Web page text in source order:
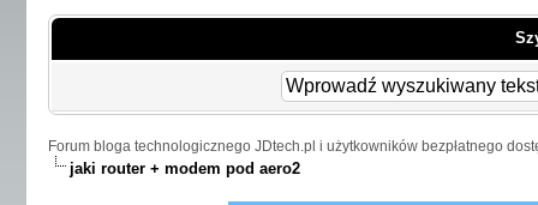
Forum bloga technologicznego JDtech.pl i użytkowników bezpłatnego
jaki router + modem pod aero2